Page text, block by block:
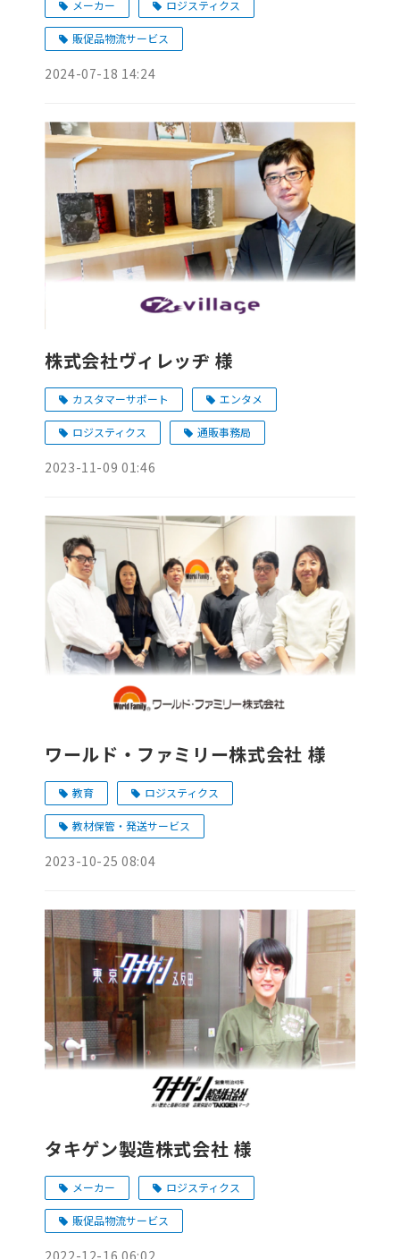
メーカー ロジスティクス
販促品物流サービス
2024-07-18 14:24
株式会社ヴィレッヂ 様
カスタマーサポート エンタメ
ロジスティクス 通販事務局
2023-11-09 01:46
ワールド・ファミリー株式会社 様
教育 ロジスティクス
教材保管・発送サービス
2023-10-25 08:04
タキゲン製造株式会社 様
メーカー ロジスティクス
販促品物流サービス